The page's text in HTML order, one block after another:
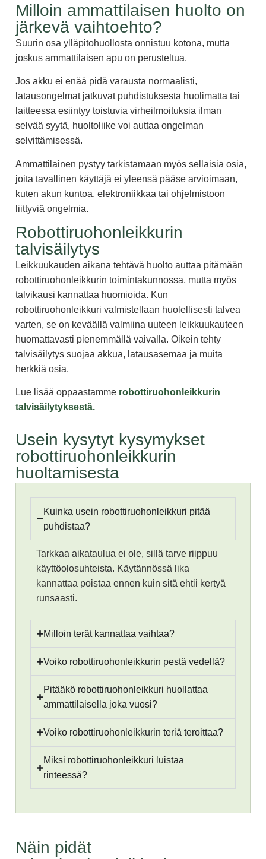
Milloin ammattilaisen huolto on
järkevä vaihtoehto?
Suurin osa ylläpitohuollosta onnistuu kotona, mutta
joskus ammattilaisen apu on perusteltua.
Jos akku ei enää pidä varausta normaalisti,
latausongelmat jatkuvat puhdistuksesta huolimatta tai
laitteessa esiintyy toistuvia virheilmoituksia ilman
selvää syytä, huoltoliike voi auttaa ongelman
selvittämisessä.
Ammattilainen pystyy tarkistamaan myös sellaisia osia,
joita tavallinen käyttäjä ei yleensä pääse arvioimaan,
kuten akun kuntoa, elektroniikkaa tai ohjelmistoon
liittyviä ongelmia.
Robottiruohonleikkurin
talvisäilytys
Leikkuukauden aikana tehtävä huolto auttaa pitämään
robottiruohonleikkurin toimintakunnossa, mutta myös
talvikausi kannattaa huomioida. Kun
robottiruohonleikkuri valmistellaan huolellisesti talvea
varten, se on keväällä valmiina uuteen leikkuukauteen
huomattavasti pienemmällä vaivalla. Oikein tehty
talvisäilytys suojaa akkua, latausasemaa ja muita
herkkiä osia.
Lue lisää oppaastamme robottiruohonleikkurin
talvisäilytyksestä.
Usein kysytyt kysymykset
robottiruohonleikkurin
huoltamisesta
Kuinka usein robottiruohonleikkuri pitää
puhdistaa?
Tarkkaa aikataulua ei ole, sillä tarve riippuu
käyttöolosuhteista. Käytännössä lika
kannattaa poistaa ennen kuin sitä ehtii kertyä
runsaasti.
Milloin terät kannattaa vaihtaa?
Voiko robottiruohonleikkurin pestä vedellä?
Pitääkö robottiruohonleikkuri huollattaa
ammattilaisella joka vuosi?
Voiko robottiruohonleikkurin teriä teroittaa?
Miksi robottiruohonleikkuri luistaa
rinteessä?
Näin pidät